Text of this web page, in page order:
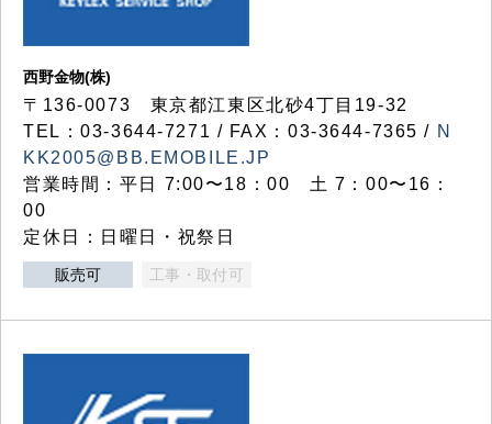
西野金物(株)
〒136-0073 東京都江東区北砂4丁目19-32
TEL：03‐3644‐7271 / FAX：03-3644-7365 / N
KK2005@BB.EMOBILE.JP
営業時間：平日 7:00〜18：00 土 7：00〜16：
00
定休日：日曜日・祝祭日
販売可 工事・取付可